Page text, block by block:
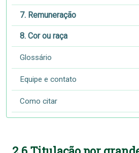
7. Remuneração
8. Cor ou raça
Glossário
Equipe e contato
Como citar